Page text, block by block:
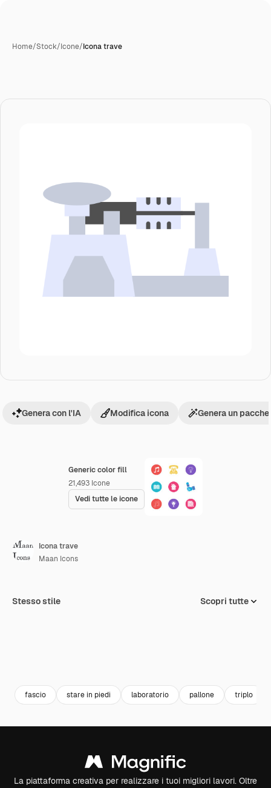
Home/Stock/Icone/Icona trave
Generic color fill
21,493 Icone
Vedi tutte le icone
Genera con l'IA Modifica icona Genera un
Icona trave
Maan Icons
Stesso stile Scopri tutte
fascio stare in piedi laboratorio pallone triplo
La piattaforma creativa per realizzare i tuoi migliori lavori. Oltre